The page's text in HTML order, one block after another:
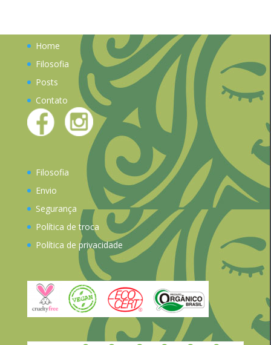
Home
Filosofia
Posts
Contato
Filosofia
Envio
Segurança
Política de troca
Política de privacidade